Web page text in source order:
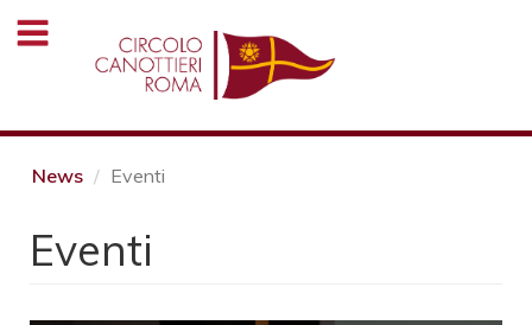
Salta
News Eventi
Eventi